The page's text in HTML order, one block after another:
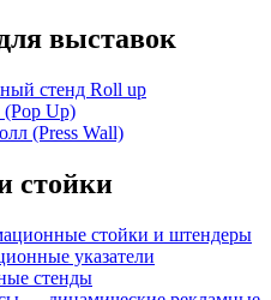
выставок
стенд Roll up
Up)
(Press Wall)
стойки
стойки и штендеры
указатели
стенды